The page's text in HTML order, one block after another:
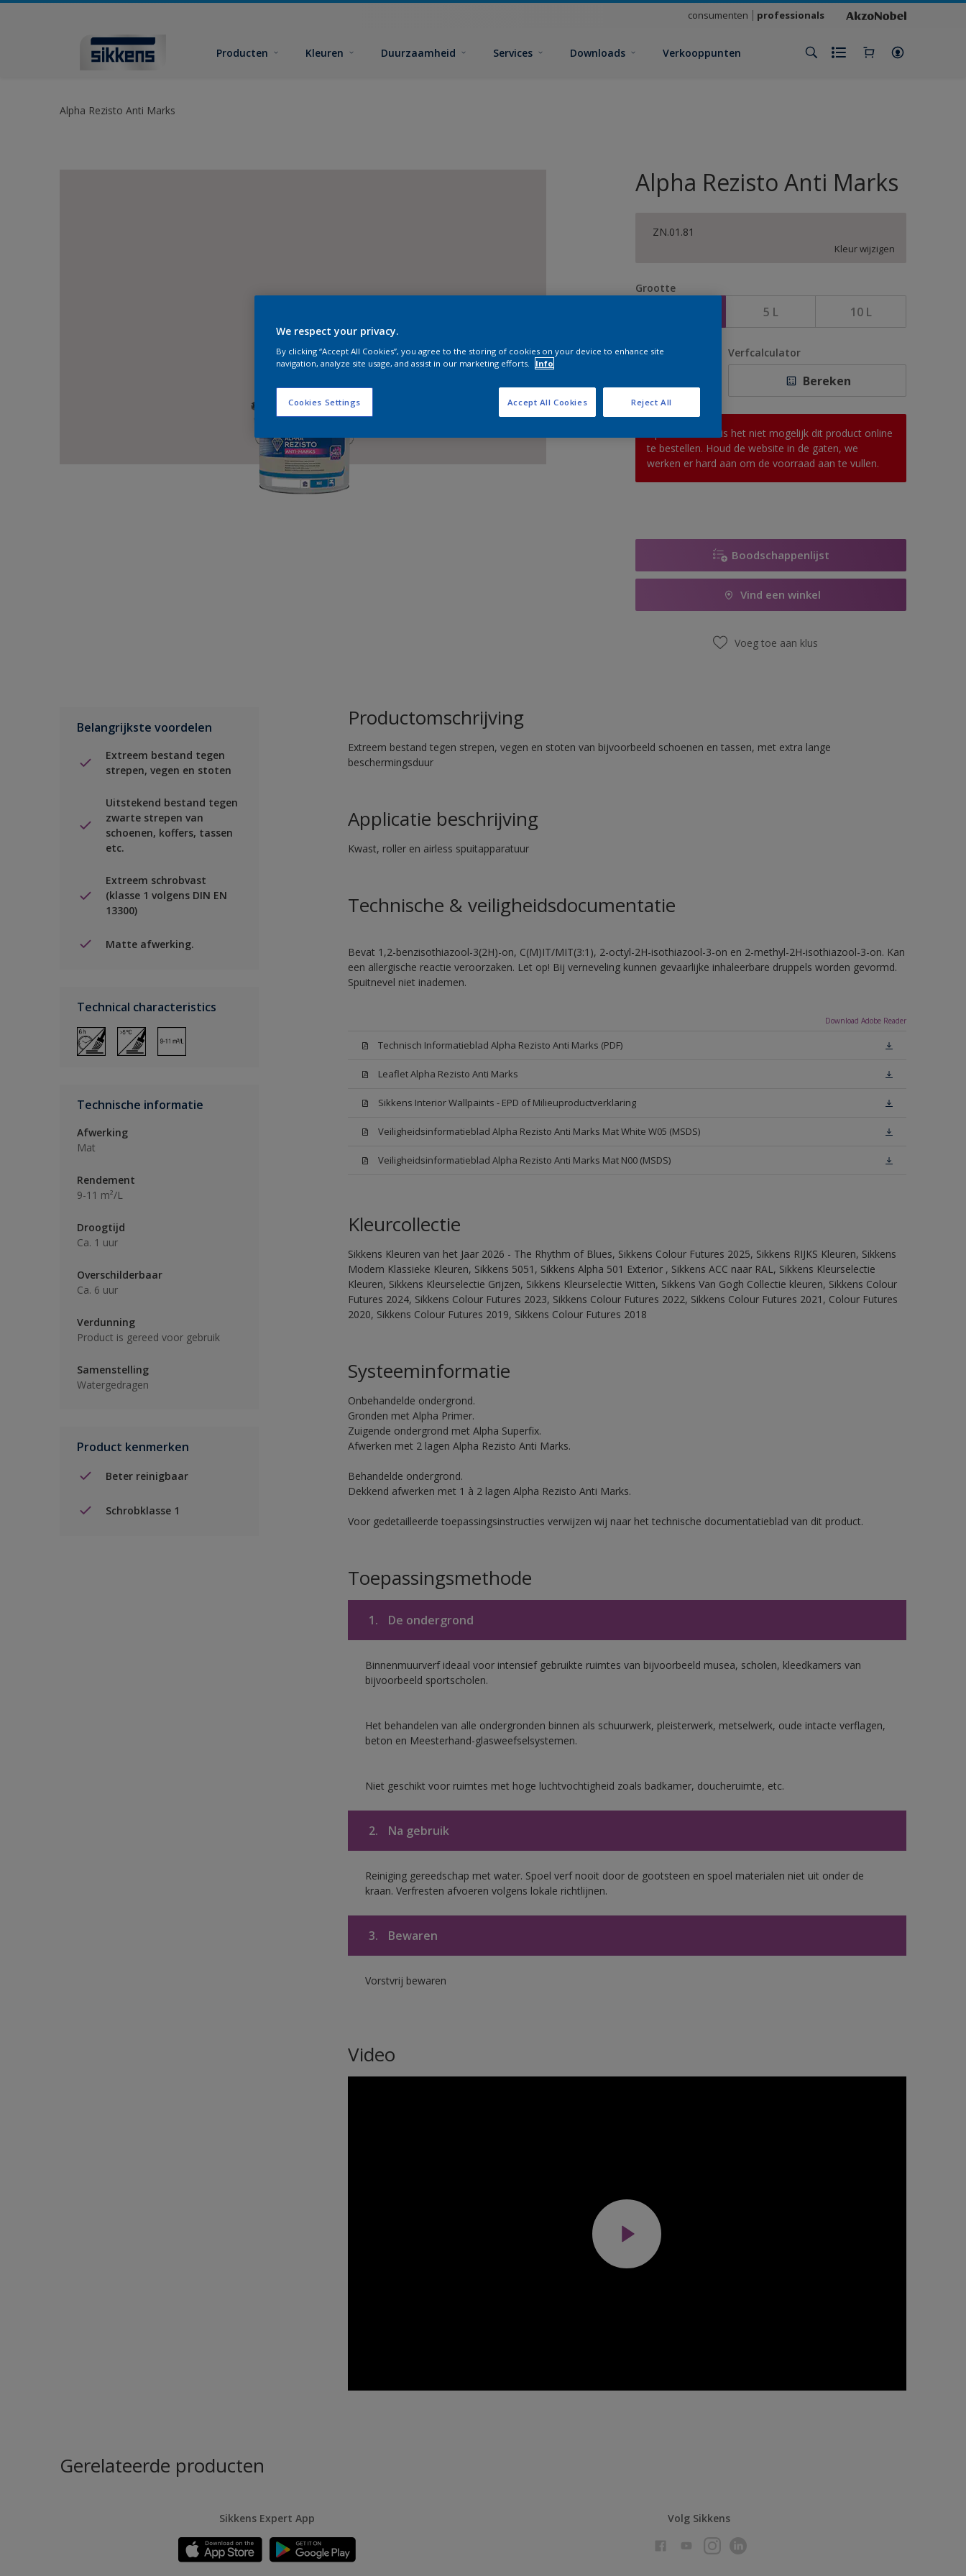
consumenten professionals
Producten Kleuren Duurzaamheid Services Downloads Verkooppunten
Alpha Rezisto Anti Marks
Alpha Rezisto Anti Marks
ZN.01.81
Kleur wijzigen
Grootte
5 L 10 L
Aantal Verfcalculator
Bereken
Op dit moment is het niet mogelijk dit product online
te bestellen. Houd de website in de gaten, we
werken er hard aan om de voorraad aan te vullen.
Boodschappenlijst
Vind een winkel
Voeg toe aan klus
Belangrijkste voordelen
Extreem bestand tegen
strepen, vegen en stoten
Uitstekend bestand tegen
zwarte strepen van
schoenen, koffers, tassen
etc.
Extreem schrobvast
(klasse 1 volgens DIN EN
13300)
Matte afwerking.
Technical characteristics
Technische informatie
Afwerking
Mat
Rendement
9-11 m²/L
Droogtijd
Ca. 1 uur
Overschilderbaar
Ca. 6 uur
Verdunning
Product is gereed voor gebruik
Samenstelling
Watergedragen
Product kenmerken
Beter reinigbaar
Schrobklasse 1
Productomschrijving
Extreem bestand tegen strepen, vegen en stoten van bijvoorbeeld schoenen en tassen, met extra lange
beschermingsduur
Applicatie beschrijving
Kwast, roller en airless spuitapparatuur
Technische & veiligheidsdocumentatie
Bevat 1,2-benzisothiazool-3(2H)-on, C(M)IT/MIT(3:1), 2-octyl-2H-isothiazool-3-on en 2-methyl-2H-isothiazool-3-on. Kan
een allergische reactie veroorzaken. Let op! Bij verneveling kunnen gevaarlijke inhaleerbare druppels worden gevormd.
Spuitnevel niet inademen.
Download Adobe Reader
Technisch Informatieblad Alpha Rezisto Anti Marks (PDF)
Leaflet Alpha Rezisto Anti Marks
Sikkens Interior Wallpaints - EPD of Milieuproductverklaring
Veiligheidsinformatieblad Alpha Rezisto Anti Marks Mat White W05 (MSDS)
Veiligheidsinformatieblad Alpha Rezisto Anti Marks Mat N00 (MSDS)
Kleurcollectie
Sikkens Kleuren van het Jaar 2026 - The Rhythm of Blues, Sikkens Colour Futures 2025, Sikkens RIJKS Kleuren, Sikkens
Modern Klassieke Kleuren, Sikkens 5051, Sikkens Alpha 501 Exterior , Sikkens ACC naar RAL, Sikkens Kleurselectie
Kleuren, Sikkens Kleurselectie Grijzen, Sikkens Kleurselectie Witten, Sikkens Van Gogh Collectie kleuren, Sikkens Colour
Futures 2024, Sikkens Colour Futures 2023, Sikkens Colour Futures 2022, Sikkens Colour Futures 2021, Colour Futures
2020, Sikkens Colour Futures 2019, Sikkens Colour Futures 2018
Systeeminformatie
Onbehandelde ondergrond.
Gronden met Alpha Primer.
Zuigende ondergrond met Alpha Superfix.
Afwerken met 2 lagen Alpha Rezisto Anti Marks.
Behandelde ondergrond.
Dekkend afwerken met 1 à 2 lagen Alpha Rezisto Anti Marks.
Voor gedetailleerde toepassingsinstructies verwijzen wij naar het technische documentatieblad van dit product.
Toepassingsmethode
1. De ondergrond
Binnenmuurverf ideaal voor intensief gebruikte ruimtes van bijvoorbeeld musea, scholen, kleedkamers van
bijvoorbeeld sportscholen.
Het behandelen van alle ondergronden binnen als schuurwerk, pleisterwerk, metselwerk, oude intacte verflagen,
beton en Meesterhand-glasweefselsystemen.
Niet geschikt voor ruimtes met hoge luchtvochtigheid zoals badkamer, doucheruimte, etc.
2. Na gebruik
Reiniging gereedschap met water. Spoel verf nooit door de gootsteen en spoel materialen niet uit onder de
kraan. Verfresten afvoeren volgens lokale richtlijnen.
3. Bewaren
Vorstvrij bewaren
Video
Gerelateerde producten
Sikkens Expert App Volg Sikkens
We respect your privacy.
By clicking “Accept All Cookies”, you agree to the storing of cookies on your device to enhance site
navigation, analyze site usage, and assist in our marketing efforts.
Info
Cookies Settings Reject All
Accept All Cookies